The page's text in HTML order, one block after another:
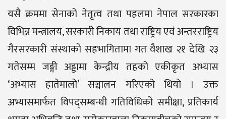
यसै क्रममा सेनाको नेतृत्व तथा पहलमा नेपाल सरकारका
विभिन्न मन्त्रालय, सरकारी निकाय तथा राष्ट्रिय एवं अन्तरराष्ट्रिय
गैरसरकारी संस्थाको सहभागितामा गत वैशाख २१ देखि २३
गतेसम्म जङ्गी अड्डामा केन्द्रीय तहको एकीकृत अभ्यास
‘अभ्यास हातेमालो’ सञ्चालन गरिएको थियो । उक्त
अभ्यासमार्फत विपद्सम्बन्धी गतिविधिको समीक्षा, प्रतिकार्य